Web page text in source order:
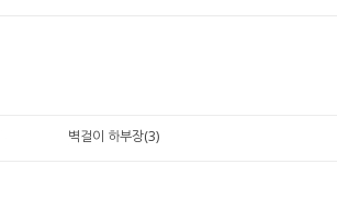
벽걸이 하부장(3)